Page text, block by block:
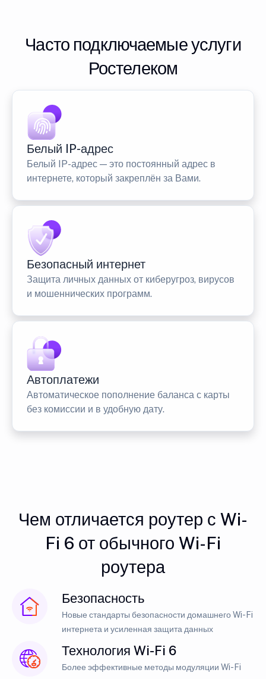
Часто подключаемые услуги
Ростелеком
Белый IP-адрес
Белый IP-адрес — это постоянный адрес в
интернете, который закреплён за Вами.
Безопасный интернет
Защита личных данных от киберугроз, вирусов
и мошеннических программ.
Автоплатежи
Автоматическое пополнение баланса с карты
без комиссии и в удобную дату.
Чем отличается роутер с Wi-
Fi 6 от обычного Wi-Fi
роутера
Безопасность
Новые стандарты безопасности домашнего Wi-Fi
интернета и усиленная защита данных
Технология Wi-Fi 6
Более эффективные методы модуляции Wi-Fi